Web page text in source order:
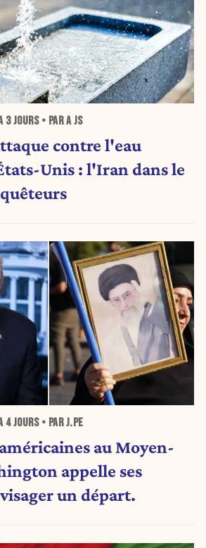
3 JOURS• PAR A JS
contre l'eau
Unis : l'Iran dans le
4 JOURS• PAR J.PE
au Moyen-
appelle ses
un départ.